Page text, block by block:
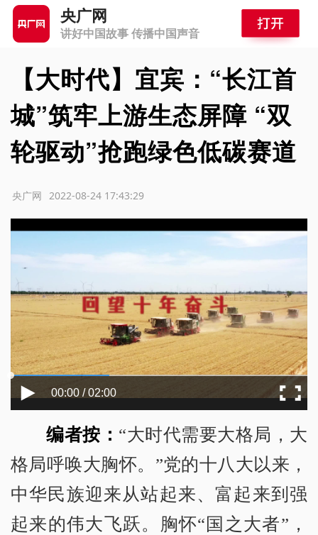
央广网
讲好中国故事 传播中国声音
【大时代】宜宾：“长江首
城”筑牢上游生态屏障 “双
轮驱动”抢跑绿色低碳赛道
2022-08-24 17:43:29
央广网
00:00 / 02:00
编者按： “大时代需要大格局，大
格局呼唤大胸怀。”党的十八大以来，
中华民族迎来从站起来、富起来到强
起来的伟大飞跃。胸怀“国之大者”，